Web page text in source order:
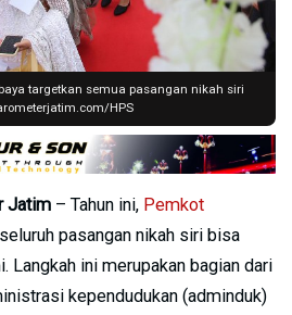
targetkan semua pasangan nikah siri
HPS
Jatim – Tahun ini, Pemkot
pasangan nikah siri bisa
Langkah ini merupakan bagian dari
kependudukan (adminduk)